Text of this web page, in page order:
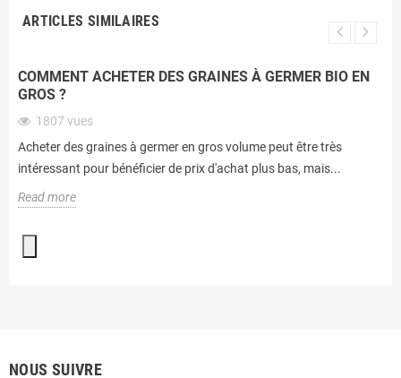
ARTICLES SIMILAIRES
COMMENT ACHETER DES GRAINES À GERMER BIO EN
GROS ?
1807 vues
Acheter des graines à germer en gros volume peut être très
intéressant pour bénéficier de prix d'achat plus bas, mais...
Read more
NOUS SUIVRE